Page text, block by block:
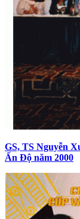
GS, TS Nguyễn
Ấn Độ năm 2000